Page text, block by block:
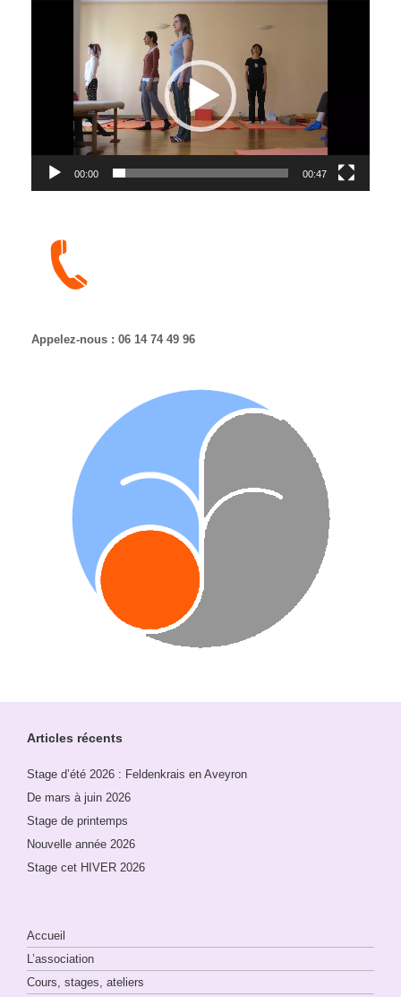
00:00 00:47
Appelez-nous : 06 14 74 49 96
Articles récents
Stage d’été 2026 : Feldenkrais en Aveyron
De mars à juin 2026
Stage de printemps
Nouvelle année 2026
Stage cet HIVER 2026
Accueil
L’association
Cours, stages, ateliers